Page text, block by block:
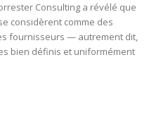
Consulting a révélé que
considèrent comme des
fournisseurs — autrement dit,
bien définis et uniformément